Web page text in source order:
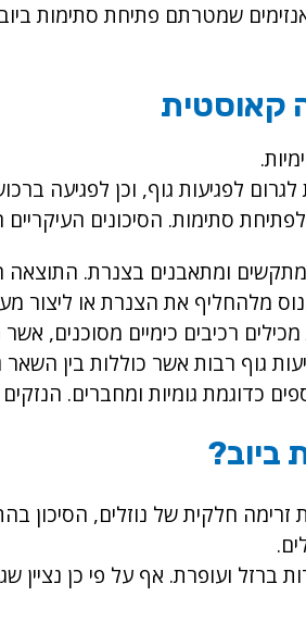
שמטרתם פתיחת סתימות
קאוסטית
לפגיעות גוף, וכן לפגיעה
סתימות. הסיכונים העיקריים
ומתאבנים בצנרת. התוצאה
מלהחליף את הצנרת או ליצור
רכיבים כימיים מסוכנים,
רבות אשר כוללות בין השאר
כדוגמת גומיות ומחברים.
ביוב?
חלקית של נוזלים, הסיכון
ברזל ועופרת. אף על פי כן